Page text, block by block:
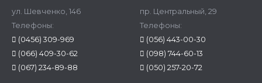
ул. Шевченко, 146
Телефоны:
(0456) 309-969
(066) 409-30-62
(067) 234-89-88
пр. Центральный, 29
Телефоны:
(056) 443-00-30
(098) 744-60-13
(050) 257-20-72